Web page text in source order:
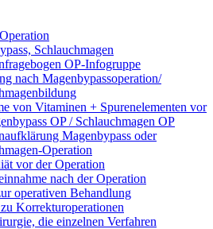
Schlauchmagen
OP-Infogruppe
nach Magenbypassoperation/
von Vitaminen + Spurenelementen vor
OP / Schlauchmagen OP
Magenbypass oder
Operation
vor der Operation
nach der Operation
operativen Behandlung
Korrekturoperationen
die einzelnen Verfahren